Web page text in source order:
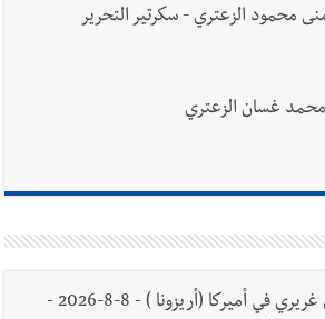
محمود الزعتري - سكرتير التحرير
غسان الزعتري
وفاة دايفيد علي غازي غريري في أميركا (أريزونا ) - 8-8-2026 -